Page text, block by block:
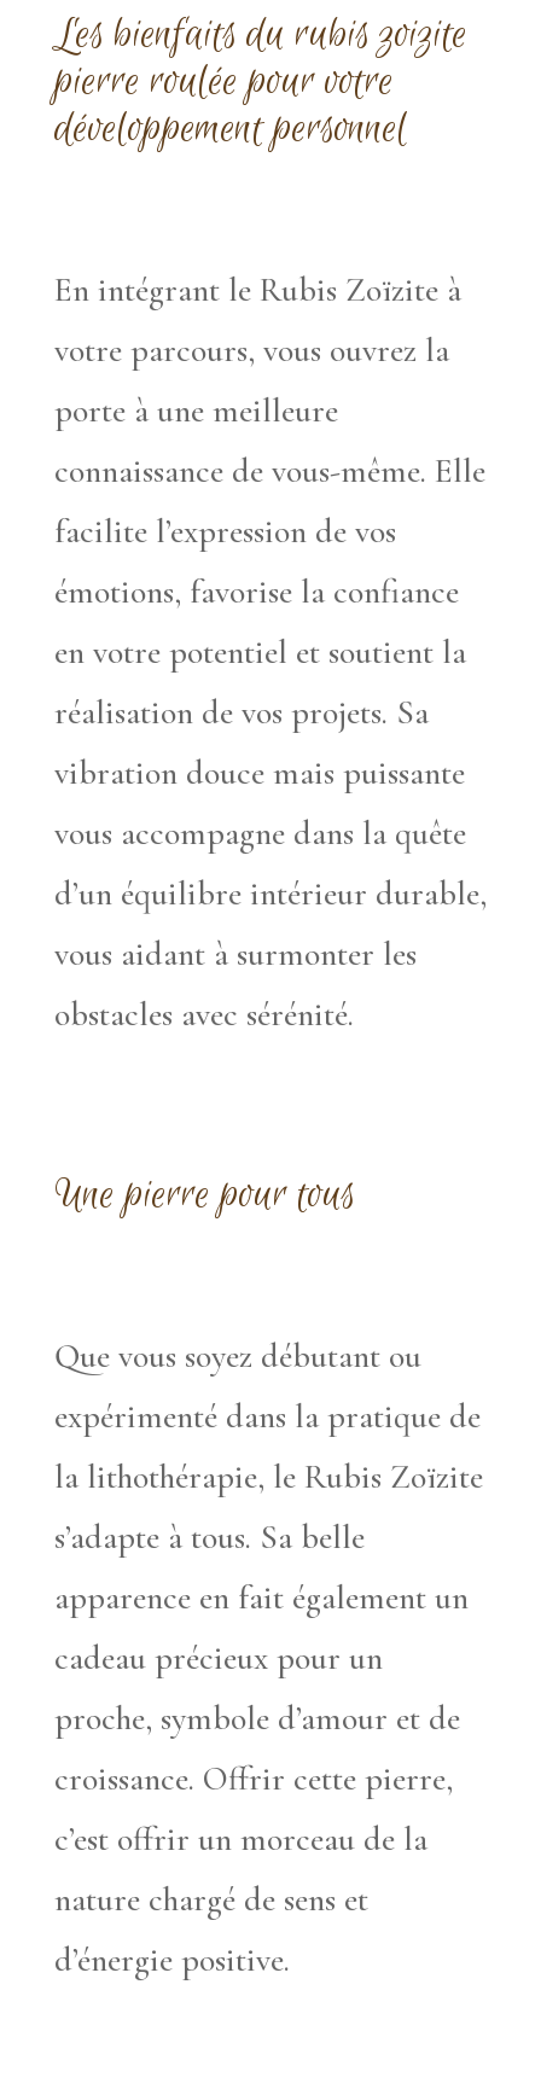
Les bienfaits du rubis zoizite
pierre roulée pour votre
développement personnel
En intégrant le Rubis Zoïzite à
votre parcours, vous ouvrez la
porte à une meilleure
connaissance de vous-même. Elle
facilite l’expression de vos
émotions, favorise la confiance
en votre potentiel et soutient la
réalisation de vos projets. Sa
vibration douce mais puissante
vous accompagne dans la quête
d’un équilibre intérieur durable,
vous aidant à surmonter les
obstacles avec sérénité.
Une pierre pour tous
Que vous soyez débutant ou
expérimenté dans la pratique de
la lithothérapie, le Rubis Zoïzite
s’adapte à tous. Sa belle
apparence en fait également un
cadeau précieux pour un
proche, symbole d’amour et de
croissance. Offrir cette pierre,
c’est offrir un morceau de la
nature chargé de sens et
d’énergie positive.